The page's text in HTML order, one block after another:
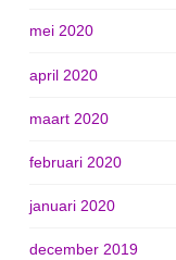
mei 2020
april 2020
maart 2020
februari 2020
januari 2020
december 2019